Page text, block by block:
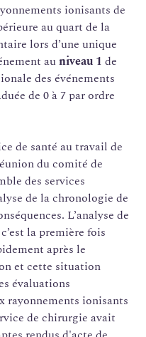
ionisants de
au quart de la
lors d’une unique
auniveau 1 de
des événements
de 0 à 7 par ordre
de santé au travail de
du comité de
des services
de la chronologie de
L’analyse de
la première fois
après le
et cette situation
évaluations
rayonnements ionisants
de chirurgie avait